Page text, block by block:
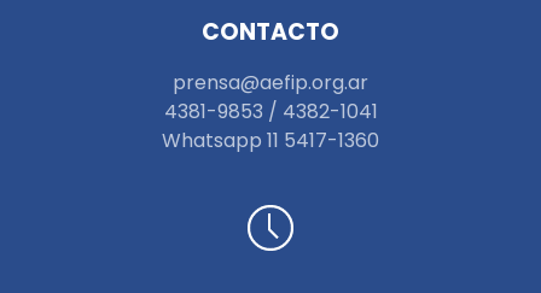
CONTACTO
prensa@aefip.org.ar
4381-9853 / 4382-1041
Whatsapp 11 5417-1360